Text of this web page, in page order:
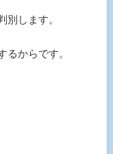
別します。
るからです。